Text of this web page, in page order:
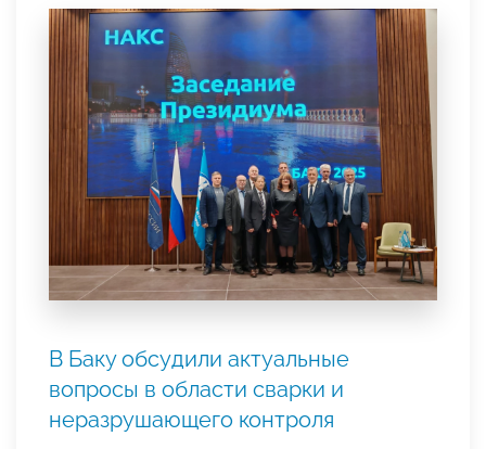
В Баку обсудили актуальные
вопросы в области сварки и
неразрушающего контроля